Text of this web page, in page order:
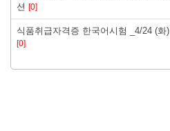
션 [0]
식품취급자격증 한국어시험 _4/24 (화)
[0]